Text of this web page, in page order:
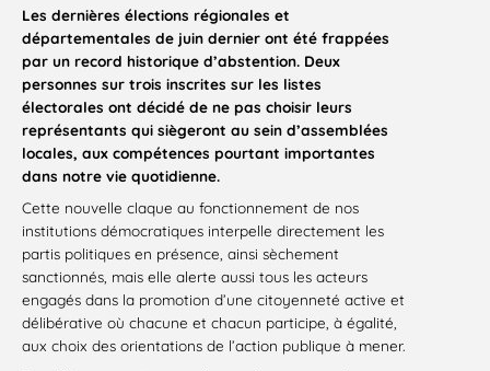
Les dernières élections régionales et
départementales de juin dernier ont été frappées
par un record historique d’abstention. Deux
personnes sur trois inscrites sur les listes
électorales ont décidé de ne pas choisir leurs
représentants qui siègeront au sein d’assemblées
locales, aux compétences pourtant importantes
dans notre vie quotidienne.
Cette nouvelle claque au fonctionnement de nos
institutions démocratiques interpelle directement les
partis politiques en présence, ainsi sèchement
sanctionnés, mais elle alerte aussi tous les acteurs
engagés dans la promotion d’une citoyenneté active et
délibérative où chacune et chacun participe, à égalité,
aux choix des orientations de l’action publique à mener.